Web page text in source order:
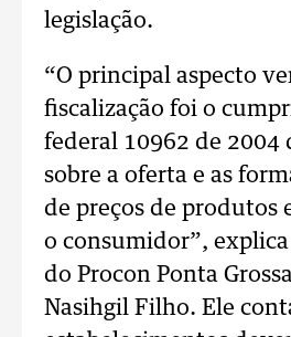
legislação.
“O principal aspecto
fiscalização foi o
federal 10962 de 2004
sobre a oferta e as
de preços de produtos
o consumidor”,
do Procon Ponta
Nasihgil Filho. Ele